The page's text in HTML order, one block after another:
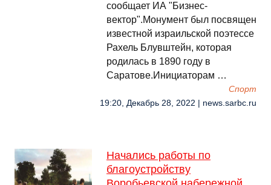
сообщает ИА "Бизнес-
вектор".Монумент был посвящен
известной израильской поэтессе
Рахель Блувштейн, которая
родилась в 1890 году в
Саратове.Инициаторам …
Спорт
19:20, Декабрь 28, 2022 | news.sarbc.ru
Начались работы по
благоустройству